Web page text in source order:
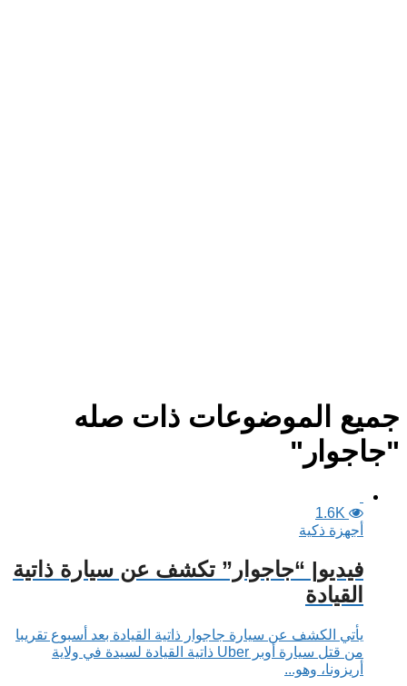
جميع الموضوعات ذات صله
"جاجوار"
1.6K
أجهزة ذكية
فيديو| “جاجوار” تكشف عن سيارة ذاتية
القيادة
يأتي الكشف عن سيارة جاجوار ذاتية القيادة بعد أسبوع تقريبا
من قتل سيارة أوبر Uber ذاتية القيادة لسيدة في ولاية
أريزونا، وهو...